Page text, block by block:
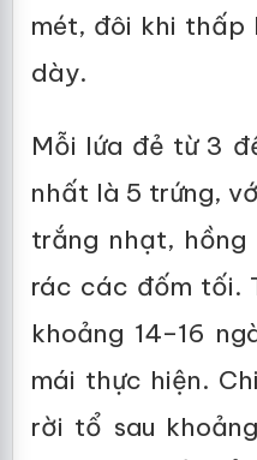
mét, đôi khi thấp
dày.
Mỗi lứa đẻ từ 3
nhất là 5 trứng,
trắng nhạt,
rác các đốm tối.
khoảng 14–16
mái thực hiện.
rời tổ sau